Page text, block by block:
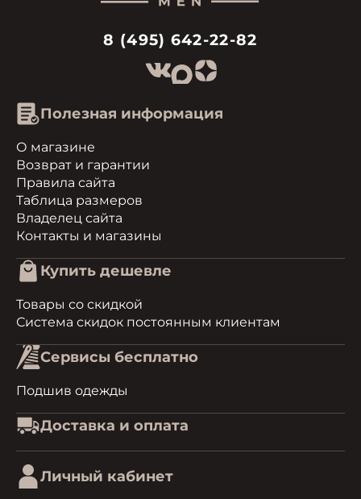
8 (495) 642-22-82
Полезная информация
О магазине
Возврат и гарантии
Правила сайта
Таблица размеров
Владелец сайта
Контакты и магазины
Купить дешевле
Товары со скидкой
Система скидок постоянным клиентам
Сервисы бесплатно
Подшив одежды
Доставка и оплата
Личный кабинет